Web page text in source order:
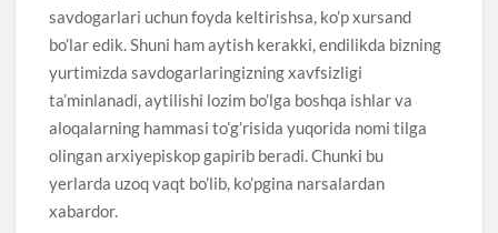
savdogarlari uchun foyda keltirishsa, ko’p xursand
bo’lar edik. Shuni ham aytish kerakki, endilikda bizning
yurtimizda savdogarlaringizning xavfsizligi
ta’minlanadi, aytilishi lozim bo’lga boshqa ishlar va
aloqalarning hammasi to’g’risida yuqorida nomi tilga
olingan arxiyepiskop gapirib beradi. Chunki bu
yerlarda uzoq vaqt bo’lib, ko’pgina narsalardan
xabardor.